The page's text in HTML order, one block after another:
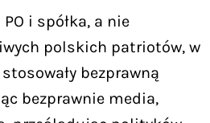
i spółka, a nie
polskich patriotów, w
bezprawną
bezprawnie media,